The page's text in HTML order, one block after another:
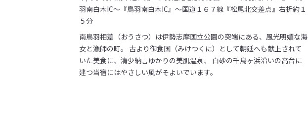
羽南白木IC～『鳥羽南白木IC』～国道１６７線『松尾北交差点』右折約１
５分
南鳥羽相差（おうさつ）は伊勢志摩国立公園の突端にある、風光明媚な海
女と漁師の町。 古より御食国（みけつくに）として朝廷へも献上されて
いた美食に、清少納言ゆかりの美肌温泉、 白砂の千鳥ヶ浜沿いの高台に
建つ当宿にはやさしい風がそよいでいます。